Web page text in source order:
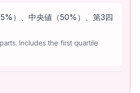
）、中央値（50%）、第3四
Includes the first quartile